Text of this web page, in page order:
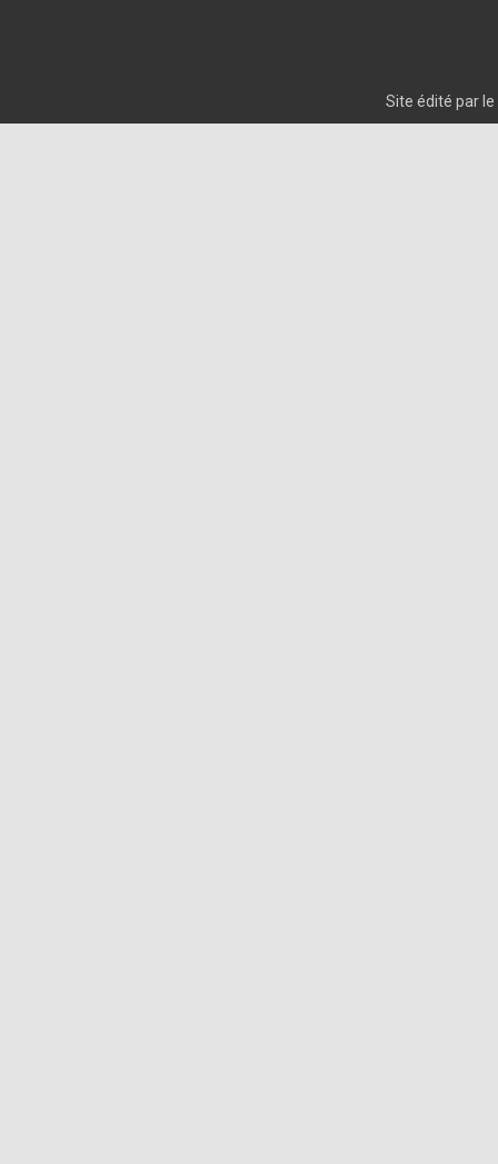
Site édité par